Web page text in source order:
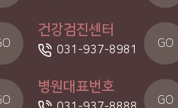
건강검진센터
031-937-8981 GO
병원대표번호
GO